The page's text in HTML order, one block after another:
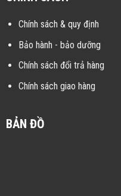
Chính sách & quy định
Bảo hành - bảo dưỡng
Chính sách đổi trả hàng
Chính sách giao hàng
BẢN ĐỒ